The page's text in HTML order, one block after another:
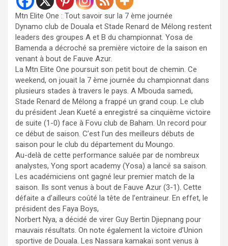
Mtn Elite One : Tout savoir sur la 7 ème journée
Dynamo club de Douala et Stade Renard de Mélong restent
leaders des groupes A et B du championnat. Yosa de
Bamenda a décroché sa première victoire de la saison en
venant à bout de Fauve Azur.
La Mtn Elite One poursuit son petit bout de chemin. Ce
weekend, on jouait la 7 ème journée du championnat dans
plusieurs stades à travers le pays. A Mbouda samedi,
Stade Renard de Mélong a frappé un grand coup. Le club
du président Jean Kueté a enregistré sa cinquième victoire
de suite (1-0) face à Fovu club de Baham. Un record pour
ce début de saison. C’est l’un des meilleurs débuts de
saison pour le club du département du Moungo.
Au-delà de cette performance saluée par de nombreux
analystes, Yong sport academy (Yosa) a lancé sa saison.
Les académiciens ont gagné leur premier match de la
saison. Ils sont venus à bout de Fauve Azur (3-1). Cette
défaite a d’ailleurs coûté la tête de l’entraineur. En effet, le
président des Faya Boys,
Norbert Nya, a décidé de virer Guy Bertin Djiepnang pour
mauvais résultats. On note également la victoire d’Union
sportive de Douala. Les Nassara kamakaï sont venus à